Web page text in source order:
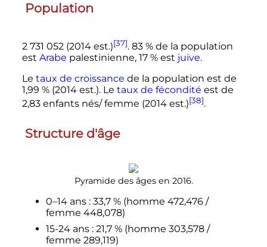
Population
2 731 052(2014 est.)[37]. 83 % de la population
est Arabe palestinienne, 17 % est juive.
Le taux de croissance de la population est de
1,99 % (2014 est.). Le taux de fécondité est de
2,83 enfantsnés/ femme (2014 est.)[38].
Structure d'âge
Pyramide des âges en 2016.
0–14 ans : 33,7 % (homme 472,476 /
femme 448,078)
15-24 ans : 21,7 % (homme 303,578 /
femme 289,119)